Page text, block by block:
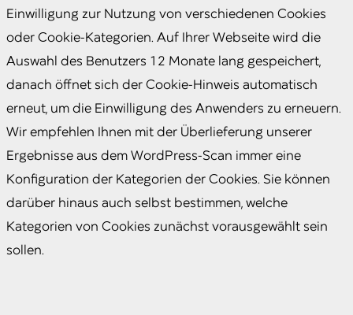
Einwilligung zur Nutzung von verschiedenen Cookies
oder Cookie-Kategorien. Auf Ihrer Webseite wird die
Auswahl des Benutzers 12 Monate lang gespeichert,
danach öffnet sich der Cookie-Hinweis automatisch
erneut, um die Einwilligung des Anwenders zu erneuern.
Wir empfehlen Ihnen mit der Überlieferung unserer
Ergebnisse aus dem WordPress-Scan immer eine
Konfiguration der Kategorien der Cookies. Sie können
darüber hinaus auch selbst bestimmen, welche
Kategorien von Cookies zunächst vorausgewählt sein
sollen.